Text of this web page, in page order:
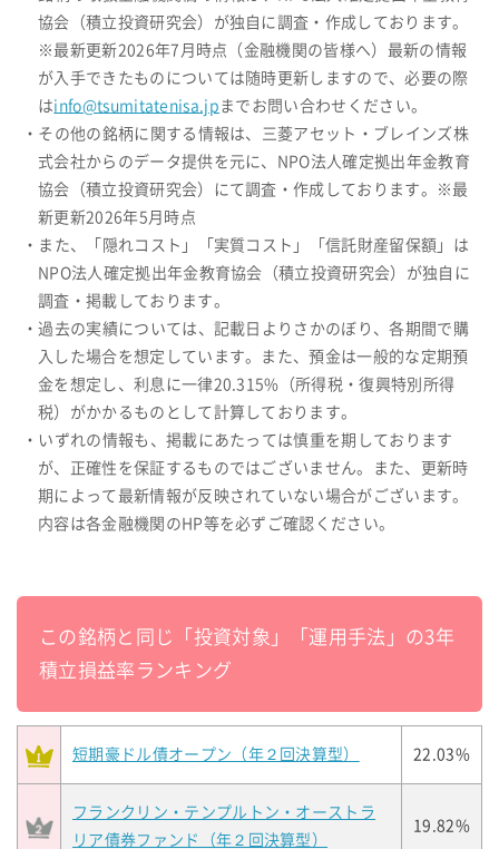
協会（積立投資研究会）が独自に調査・作成しております。
※最新更新2026年7月時点（金融機関の皆様へ）最新の情報
が入手できたものについては随時更新しますので、必要の際
はinfo@tsumitatenisa.jp までお問い合わせください。
・その他の銘柄に関する情報は、三菱アセット・ブレインズ株
式会社からのデータ提供を元に、NPO法人確定拠出年金教育
協会（積立投資研究会）にて調査・作成しております。※最
新更新2026年5月時点
・また、「隠れコスト」「実質コスト」「信託財産留保額」は
NPO法人確定拠出年金教育協会（積立投資研究会）が独自に
調査・掲載しております。
・過去の実績については、記載日よりさかのぼり、各期間で購
入した場合を想定しています。また、預金は一般的な定期預
金を想定し、利息に一律20.315%（所得税・復興特別所得
税）がかかるものとして計算しております。
・いずれの情報も、掲載にあたっては慎重を期しております
が、正確性を保証するものではございません。また、更新時
期によって最新情報が反映されていない場合がございます。
内容は各金融機関のHP等を必ずご確認ください。
この銘柄と同じ「投資対象」「運用手法」の3年
積立損益率ランキング
短期豪ドル債オープン（年２回決算型） 22.03%
フランクリン・テンプルトン・オーストラ
リア債券ファンド（年２回決算型）
19.82%